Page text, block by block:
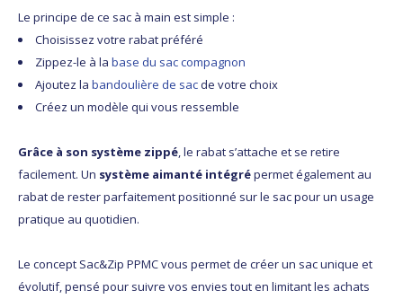
Le principe de ce sac à main est simple :
Choisissez votre rabat préféré
Zippez-le à la base du sac compagnon
Ajoutez la bandoulière de sacde votre choix
Créez un modèle qui vous ressemble
Grâce à son système zippé, le rabat s’attache et se retire
facilement. Un système aimanté intégrépermet également au
rabat de rester parfaitement positionné sur le sac pour un usage
pratique au quotidien.
Le concept Sac&Zip PPMC vous permet de créer un sac unique et
évolutif, pensé pour suivre vos envies tout en limitant les achats